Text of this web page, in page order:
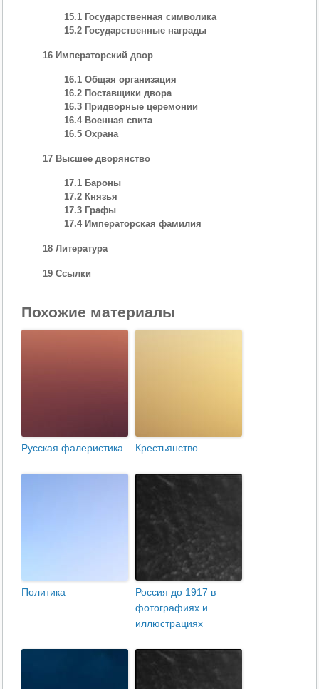
15.1 Государственная символика
15.2 Государственные награды
16 Императорский двор
16.1 Общая организация
16.2 Поставщики двора
16.3 Придворные церемонии
16.4 Военная свита
16.5 Охрана
17 Высшее дворянство
17.1 Бароны
17.2 Князья
17.3 Графы
17.4 Императорская фамилия
18 Литература
19 Ссылки
Похожие материалы
Русская фалеристика Крестьянство
Политика
Россия до 1917 в
фотографиях и
иллюстрациях